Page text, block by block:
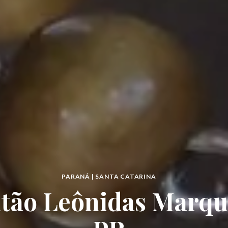
PARANÁ | SANTA CATARINA
Leônidas